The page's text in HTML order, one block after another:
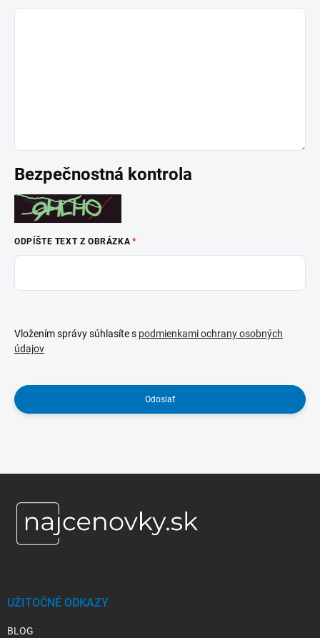
Bezpečnostná kontrola
ODPÍŠTE TEXT Z OBRÁZKA
Vložením správy súhlasíte s podmienkami ochrany osobných
údajov
Odoslať
UŽITOČNÉ ODKAZY
BLOG